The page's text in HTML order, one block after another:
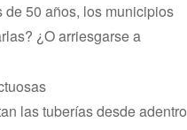
de 50 años, los municipios
¿O arriesgarse a
las tuberías desde adentro